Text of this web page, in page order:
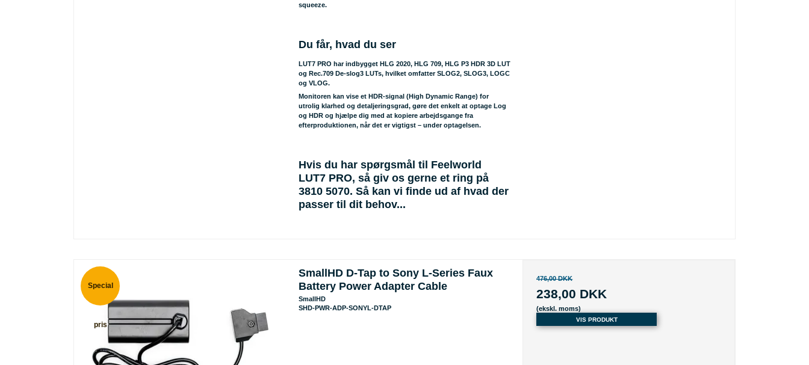
squeeze.
Du får, hvad du ser
LUT7 PRO har indbygget HLG 2020, HLG 709, HLG P3 HDR 3D LUT
og Rec.709 De-slog3 LUTs, hvilket omfatter SLOG2, SLOG3, LOGC
og VLOG.
Monitoren kan vise et HDR-signal (High Dynamic Range) for
utrolig klarhed og detaljeringsgrad, gøre det enkelt at optage Log
og HDR og hjælpe dig med at kopiere arbejdsgange fra
efterproduktionen, når det er vigtigst – under optagelsen.
Hvis du har spørgsmål til Feelworld
LUT7 PRO, så giv os gerne et ring på
3810 5070. Så kan vi finde ud af hvad der
passer til dit behov...
Special
pris
SmallHD D-Tap to Sony L-Series Faux
Battery Power Adapter Cable
SmallHD
SHD-PWR-ADP-SONYL-DTAP
476,00 DKK
238,00 DKK
(ekskl. moms)
VIS PRODUKT